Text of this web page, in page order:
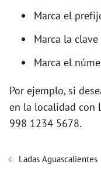
Marca el
Marca la
Marca el
Por ejemplo, si
en la localidad con
998 1234 5678.
Ladas Aguascalientes